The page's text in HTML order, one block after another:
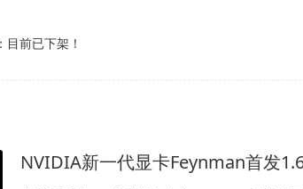
前已下架！
NVIDIA新一代显卡Feynman首发